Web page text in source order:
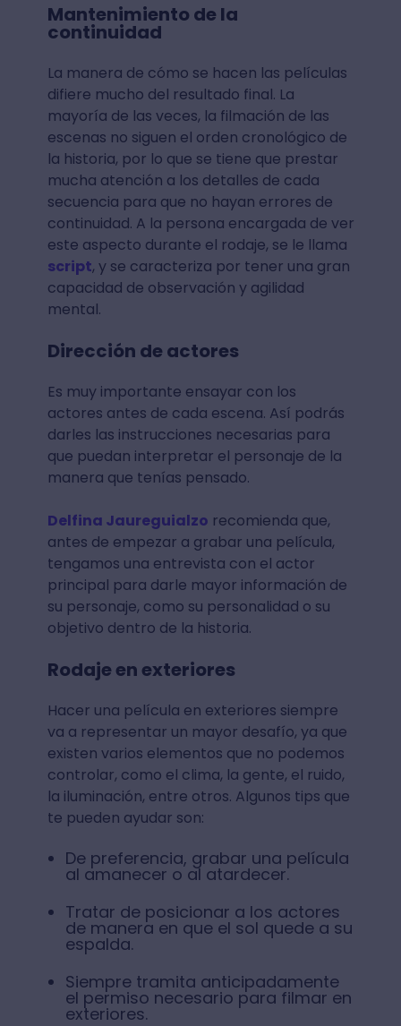
Mantenimiento de la
continuidad
La manera de cómo se hacen las películas
difiere mucho del resultado final. La
mayoría de las veces, la filmación de las
escenas no siguen el orden cronológico de
la historia, por lo que se tiene que prestar
mucha atención a los detalles de cada
secuencia para que no hayan errores de
continuidad. A la persona encargada de ver
este aspecto durante el rodaje, se le llama
script, y se caracteriza por tener una gran
capacidad de observación y agilidad
mental.
Dirección de actores
Es muy importante ensayar con los
actores antes de cada escena. Así podrás
darles las instrucciones necesarias para
que puedan interpretar el personaje de la
manera que tenías pensado.
Delfina Jaureguialzo recomienda que,
antes de empezar a grabar una película,
tengamos una entrevista con el actor
principal para darle mayor información de
su personaje, como su personalidad o su
objetivo dentro de la historia.
Rodaje en exteriores
Hacer una película en exteriores siempre
va a representar un mayor desafío, ya que
existen varios elementos que no podemos
controlar, como el clima, la gente, el ruido,
la iluminación, entre otros. Algunos tips que
te pueden ayudar son:
De preferencia, grabar una película
al amanecer o al atardecer.
Tratar de posicionar a los actores
de manera en que el sol quede a su
espalda.
Siempre tramita anticipadamente
el permiso necesario para filmar en
exteriores.